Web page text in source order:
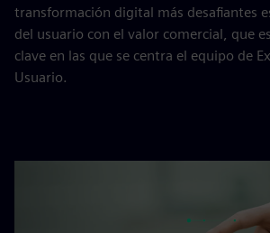
transformación digital más desafiantes
del usuario con el valor comercial, que
clave en las que se centra el equipo de
Usuario.